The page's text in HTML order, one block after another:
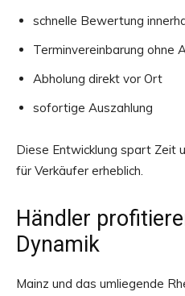
schnelle Bewertung
Terminvereinbarung ohne
Abholung direkt vor Ort
sofortige Auszahlung
Diese Entwicklung spart Zeit
für Verkäufer erheblich.
Händler
Dynamik
Mainz und das umliegende